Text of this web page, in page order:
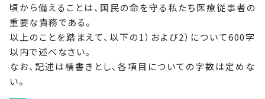
頃から備えることは、国民の命を守る私たち医療従事者の
重要な責務である。
以上のことを踏まえて、以下の1）および2）について600字
以内で述べなさい。
なお、記述は横書きとし、各項目についての字数は定めな
い。